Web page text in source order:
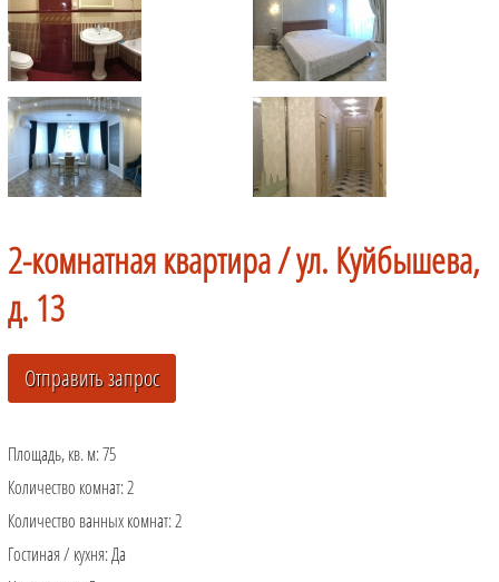
2-комнатная квартира /ул. Куйбышева,
д. 13
Площадь, кв. м:75
Количество комнат:2
Количество ванных комнат:2
Гостиная / кухня:Да